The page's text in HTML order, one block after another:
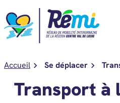
Aller au contenu
Accueil Se déplacer
Transport à